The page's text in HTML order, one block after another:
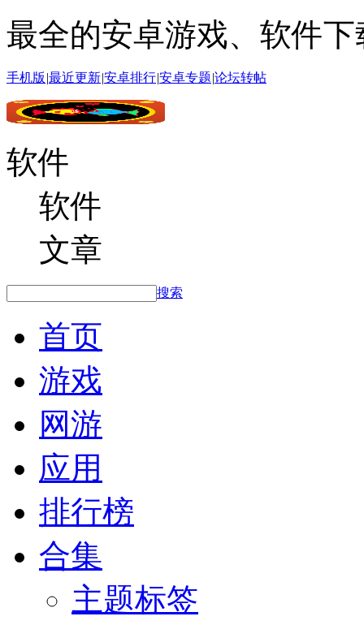
最全的安卓游戏、软件下
手机版 |最近更新|安卓排行|安卓专题|论坛转帖
软件
软件
文章
搜索
首页
游戏
网游
应用
排行榜
合集
主题标签